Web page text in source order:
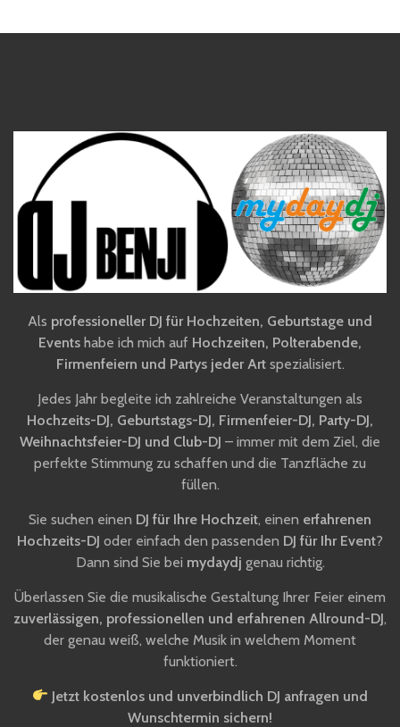
Als professioneller DJ für Hochzeiten, Geburtstage und
Events habe ich mich auf Hochzeiten, Polterabende,
Firmenfeiern und Partys jeder Artspezialisiert.
Jedes Jahr begleite ich zahlreiche Veranstaltungen als
Hochzeits-DJ, Geburtstags-DJ, Firmenfeier-DJ, Party-DJ,
Weihnachtsfeier-DJ und Club-DJ – immer mit dem Ziel, die
perfekte Stimmung zu schaffen und die Tanzfläche zu
füllen.
Sie suchen einen DJ für Ihre Hochzeit, einen erfahrenen
Hochzeits-DJ oder einfach den passenden DJ für Ihr Event?
Dann sind Sie bei mydaydj genau richtig.
Überlassen Sie die musikalische Gestaltung Ihrer Feier einem
zuverlässigen, professionellen und erfahrenen Allround-DJ,
der genau weiß, welche Musik in welchem Moment
funktioniert.
Jetzt kostenlos und unverbindlich DJ anfragen und
Wunschtermin sichern!